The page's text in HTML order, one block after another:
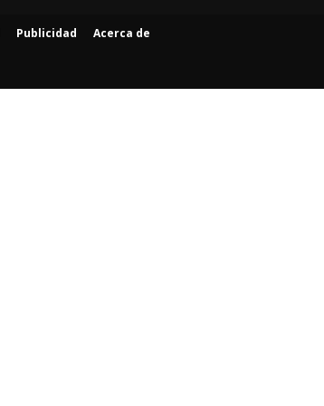
Publicidad Acerca de